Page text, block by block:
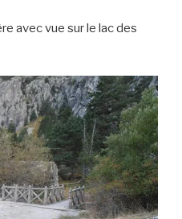
avec vue sur le lac des